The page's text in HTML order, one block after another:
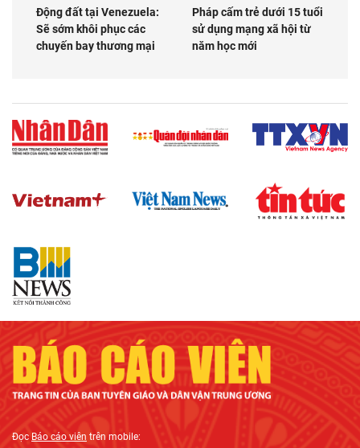
Động đất tại Venezuela:
Sẽ sớm khôi phục các
chuyến bay thương mại
Pháp cấm trẻ dưới 15 tuổi
sử dụng mạng xã hội từ
năm học mới
ĐọcBáo cáo viên trên mobile: